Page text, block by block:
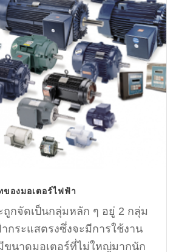
ของมอเตอร์ไฟฟ้า
ถูกจัดเป็นกลุ่มหลัก ๆ อยู่ 2 กลุ่ม
กระแสตรงซึ่งจะมีการใช้งาน
ขนาดมอเตอร์ที่ไม่ใหญ่มากนัก